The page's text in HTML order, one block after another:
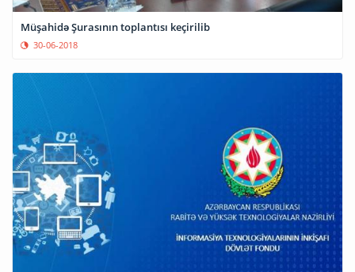
Müşahidə Şurasının toplantısı keçirilib
30-06-2018